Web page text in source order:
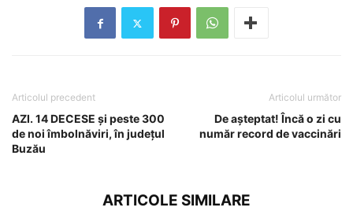
Articolul precedent
AZI. 14 DECESE și peste 300
de noi îmbolnăviri, în județul
Buzău
Articolul următor
De așteptat! Încă o zi cu
număr record de vaccinări
ARTICOLE SIMILARE